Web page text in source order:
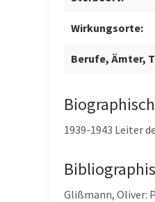
Wirkungsorte:
Berufe, Ämter,
1939-1943 Leiter
Glißmann, Oliver: